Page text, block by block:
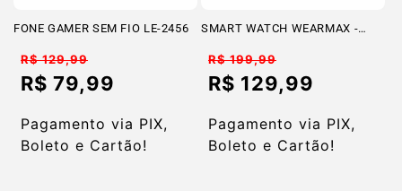
FONE GAMER SEM FIO LE-2456
Preço
normal
R$ 129,99
Preço
R$ 79,99
Pagamento via PIX,
Boleto e Cartão!
SMART WATCH WEARMAX -
Preço
normal
R$ 199,99
Preço
R$ 129,99
Pagamento via PIX,
Boleto e Cartão!